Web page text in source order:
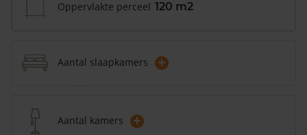
Oppervlakte perceel 120 m2
Aantal slaapkamers +
Aantal kamers +